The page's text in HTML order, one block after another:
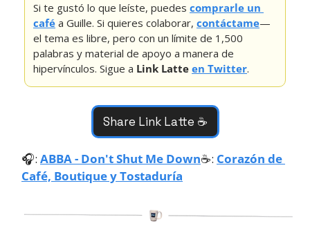
Si te gustó lo que leíste, puedes comprarle un
café a Guille. Si quieres colaborar, contáctame—
el tema es libre, pero con un límite de 1,500
palabras y material de apoyo a manera de
hipervínculos. Sigue a Link Latte en Twitter.
Share Link Latte ☕️
🎧: ABBA - Don't Shut Me Down☕️: Corazón de
Café, Boutique y Tostaduría